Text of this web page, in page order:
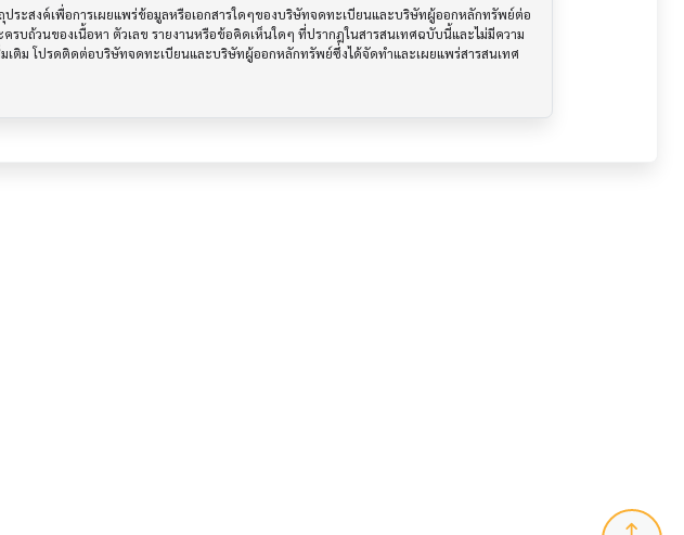
ะสงค์เพื่อการเผยแพร่ข้อมูลหรือเอกสารใดๆของบริษัทจดทะเบียนและบริษัทผู้ออกหลักทรัพย์ต่อ
ถ้วนของเนื้อหา ตัวเลข รายงานหรือข้อคิดเห็นใดๆ ที่ปรากฎในสารสนเทศฉบับนี้และไม่มีความ
เติม โปรดติดต่อบริษัทจดทะเบียนและบริษัทผู้ออกหลักทรัพย์ซึ่งได้จัดทำและเผยแพร่สารสนเทศ